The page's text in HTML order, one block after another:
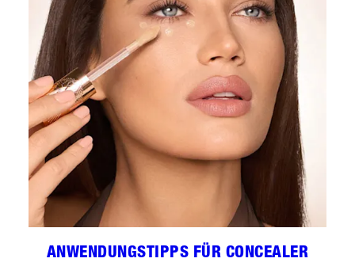
ANWENDUNGSTIPPS FÜR CONCEALER